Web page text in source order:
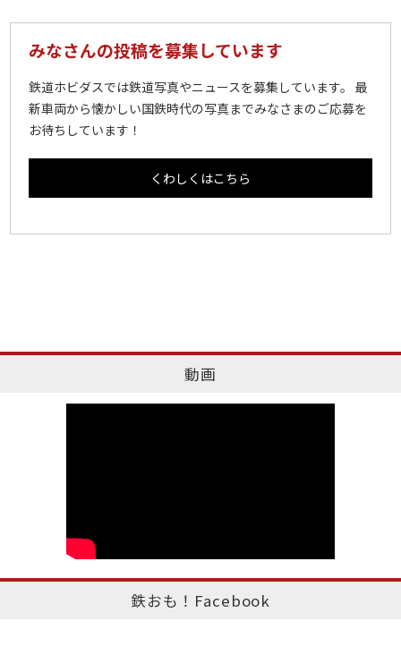
みなさんの投稿を募集しています
鉄道ホビダスでは鉄道写真やニュースを募集しています。 最
新車両から懐かしい国鉄時代の写真までみなさまのご応募を
お待ちしています！
くわしくはこちら
動画
鉄おも！Facebook